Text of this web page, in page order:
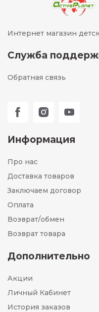
Интернет магазин
Служба
Обратная связь
Информация
Про нас
Доставка товаров
Заключаем договор
Оплата
Возврат/обмен
Возврат товара
Дополнительно
Акции
Личный Кабинет
История заказов